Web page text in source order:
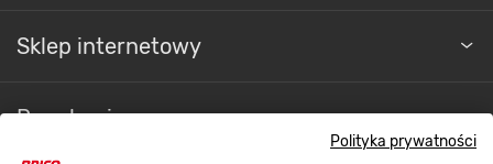
Polityka prywatności
Sklep internetowy
Regulaminy